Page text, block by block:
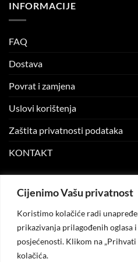
Cijenimo Vašu privatnost
Koristimo kolačiće radi
prikazivanja prilagođenih oglasa
posjećenosti. Klikom na
kolačića.
INFORMACIJE
FAQ
Dostava
Povrat i zamjena
Uslovi korištenja
Zaštita privatnosti podataka
KONTAKT
Moj nalog
Moje narudžbe